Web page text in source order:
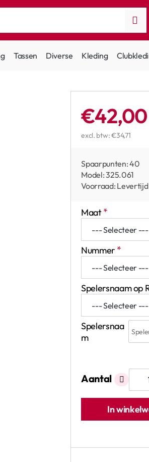
Tassen Diverse Kleding
Spaarpunten:40
Model:325.061
Voorraad: Levertijd
€42,00
excl. btw: €34,71
Maat
Nummer
Spelersnaam op
Spelersnaa
m
Aantal
In